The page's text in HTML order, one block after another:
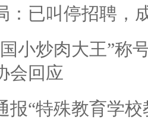
：已叫停招聘，
小炒肉大王”称
会回应
报“特殊教育学